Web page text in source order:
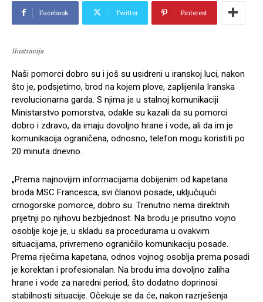
Facebook Twitter Pinterest
Ilustracija
Naši pomorci dobro su i još su usidreni u iranskoj luci, nakon
što je, podsjetimo, brod na kojem plove, zaplijenila Iranska
revolucionarna garda. S njima je u stalnoj komunikaciji
Ministarstvo pomorstva, odakle su kazali da su pomorci
dobro i zdravo, da imaju dovoljno hrane i vode, ali da im je
komunikacija ograničena, odnosno, telefon mogu koristiti po
20 minuta dnevno.
„Prema najnovijim informacijama dobijenim od kapetana
broda MSC Francesca, svi članovi posade, uključujući
crnogorske pomorce, dobro su. Trenutno nema direktnih
prijetnji po njihovu bezbjednost. Na brodu je prisutno vojno
osoblje koje je, u skladu sa procedurama u ovakvim
situacijama, privremeno ograničilo komunikaciju posade.
Prema riječima kapetana, odnos vojnog osoblja prema posadi
je korektan i profesionalan. Na brodu ima dovoljno zaliha
hrane i vode za naredni period, što dodatno doprinosi
stabilnosti situacije. Očekuje se da će, nakon razrješenja